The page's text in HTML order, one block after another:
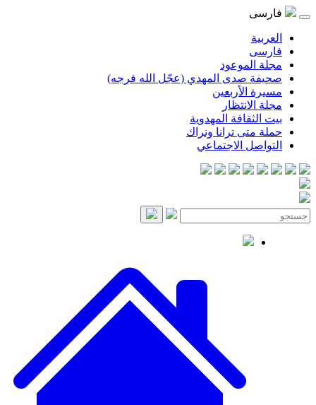
فارسی
العربية
فارسی
مجلة الموعود
صحيفة صدى المهدي (عجّل الله فرجه)
مسيرة الأربعين
مجلة الانتظار
بيت الثقافة المهدوية
حملة متى ترانا ونراك
التواصل الاجتماعي